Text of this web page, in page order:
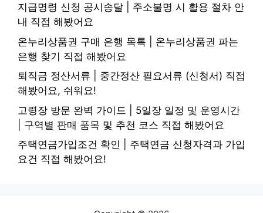
지급명령 신청 공시송달 | 주소불명 시 활용 절차 안
내 직접 해봤어요
온누리상품권 구매 은행 목록 | 온누리상품권 파는
은행 찾기 직접 해봤어요
퇴직금 정산서류 | 중간정산 필요서류 (신청서) 직접
해봤어요, 쉬워요!
고령장 방문 완벽 가이드 | 5일장 일정 및 운영시간
| 구역별 판매 품목 및 추천 코스 직접 해봤어요
주택연금가입조건 확인 | 주택연금 신청자격과 가입
요건 직접 해봤어요!